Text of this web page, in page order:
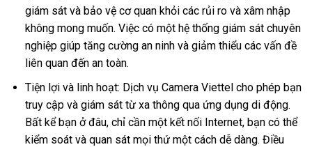
giám sát và bảo vệ cơ quan khỏi các rủi ro và xâm nhập
không mong muốn. Việc có một hệ thống giám sát chuyên
nghiệp giúp tăng cường an ninh và giảm thiểu các vấn đề
liên quan đến an toàn.
Tiện lợi và linh hoạt: Dịch vụ Camera Viettel cho phép bạn
truy cập và giám sát từ xa thông qua ứng dụng di động.
Bất kể bạn ở đâu, chỉ cần một kết nối Internet, bạn có thể
kiểm soát và quan sát mọi thứ một cách dễ dàng. Điều